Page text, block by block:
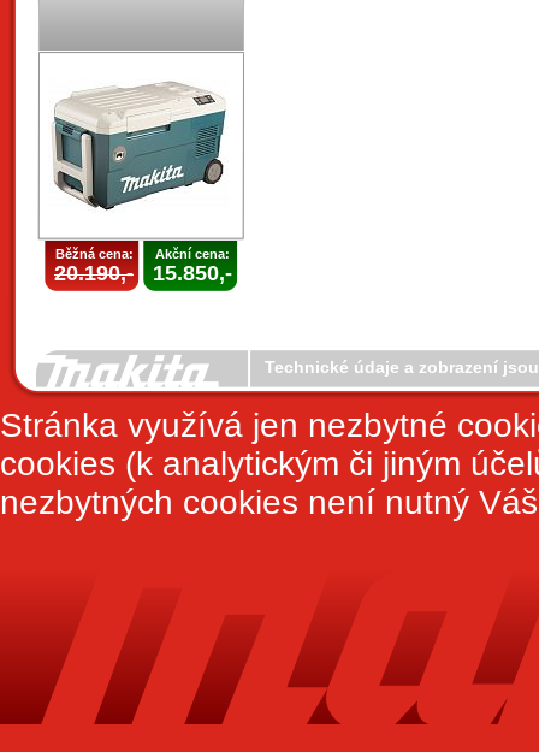
Běžná cena:
20.190,-
Akční cena:
15.850,-
Technické údaje a zobrazení
Stránka využívá jen nezbytné
cookies (k analytickým či jiným
nezbytných cookies není nutný